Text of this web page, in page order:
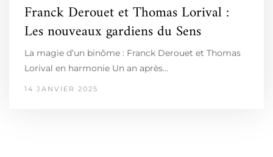
Franck Derouet et Thomas Lorival :
Les nouveaux gardiens du Sens
La magie d’un binôme : Franck Derouet et Thomas
Lorival en harmonie Un an après…
14 JANVIER 2025